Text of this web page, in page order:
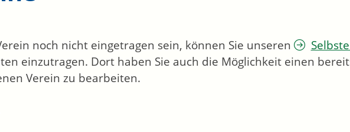
noch nicht eingetragen sein, können Sie unseren
einzutragen. Dort haben Sie auch die Möglichkeit einen
Verein zu bearbeiten.